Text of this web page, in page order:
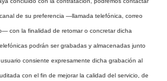
de su preferencia —llamada telefónica, correo
con la finalidad de retomar o concretar dicha
podrán ser grabadas y almacenadas junto
consiente expresamente dicha grabación al
con el fin de mejorar la calidad del servicio, de